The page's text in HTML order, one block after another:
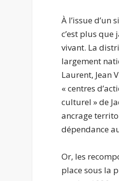
À l’issue
c’est plus que
vivant. La
largement
Laurent, Jean
« centres
culturel » de
ancrage
dépendance
Or, les
place sous la